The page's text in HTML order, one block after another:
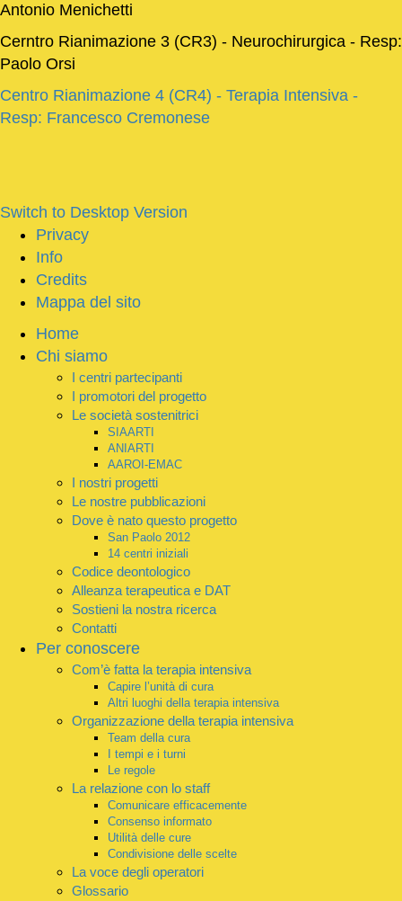
Antonio Menichetti
Cerntro Rianimazione 3 (CR3) - Neurochirurgica - Resp:
Paolo Orsi
Centro Rianimazione 4 (CR4) - Terapia Intensiva -
Resp: Francesco Cremonese
Switch to Desktop Version
Privacy
Info
Credits
Mappa del sito
Home
Chi siamo
I centri partecipanti
I promotori del progetto
Le società sostenitrici
SIAARTI
ANIARTI
AAROI-EMAC
I nostri progetti
Le nostre pubblicazioni
Dove è nato questo progetto
San Paolo 2012
14 centri iniziali
Codice deontologico
Alleanza terapeutica e DAT
Sostieni la nostra ricerca
Contatti
Per conoscere
Com’è fatta la terapia intensiva
Capire l’unità di cura
Altri luoghi della terapia intensiva
Organizzazione della terapia intensiva
Team della cura
I tempi e i turni
Le regole
La relazione con lo staff
Comunicare efficacemente
Consenso informato
Utilità delle cure
Condivisione delle scelte
La voce degli operatori
Glossario